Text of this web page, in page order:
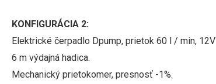
KONFIGURÁCIA 2:
Elektrické čerpadlo Dpump, prietok 60 l / min, 12V
6 m výdajná hadica.
Mechanický prietokomer, presnosť -1%.